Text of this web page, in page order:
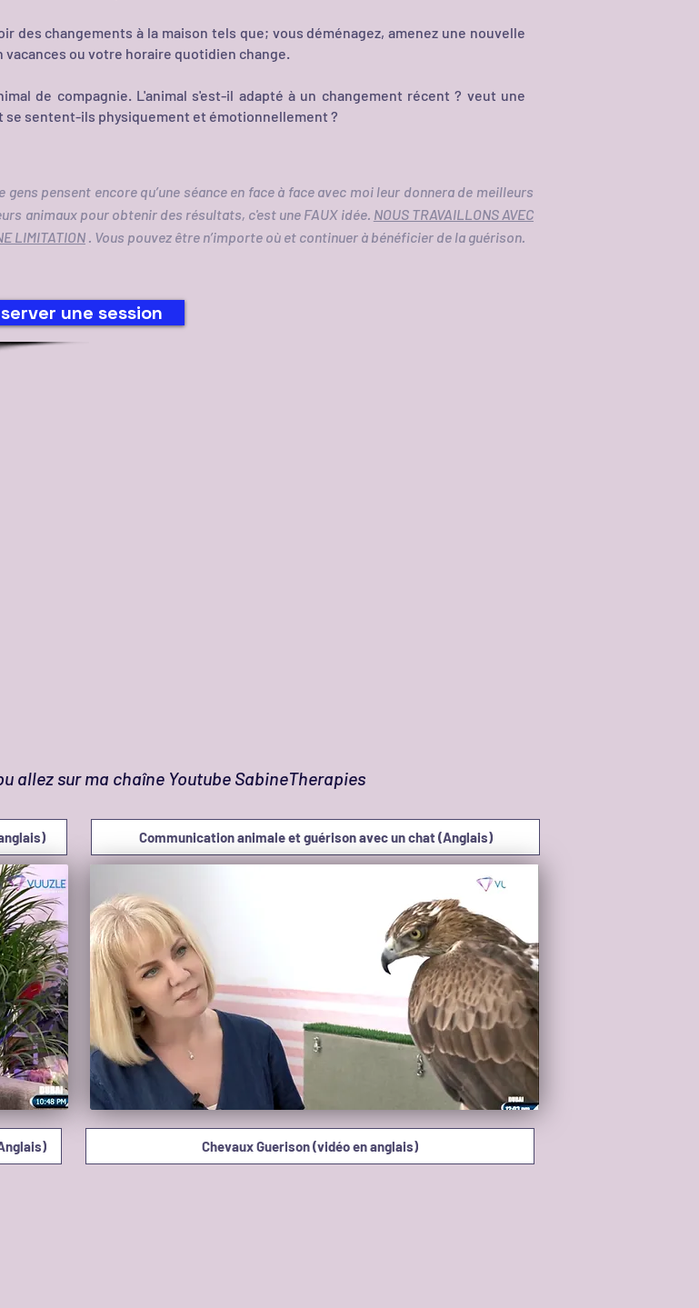
des changements à la maison tels que; vous déménagez, amenez une nouvelle
vacances ou votre horaire quotidien change.
de compagnie. L'animal s'est-il adapté à un changement récent ? veut une
se sentent-ils physiquement et émotionnellement ?
pensent encore qu’une séance en face à face avec moi leur donnera de meilleurs
animaux pour obtenir des résultats, c'est une FAUX idée. NOUS TRAVAILLONS AVEC
LIMITATION . Vous pouvez être n’importe où et continuer à bénéficier de la guérison.
une session
allez sur ma chaîne Youtube SabineTherapies
Communication animale et guérison avec un chat (Anglais)
Chevaux Guerison (vidéo en anglais)